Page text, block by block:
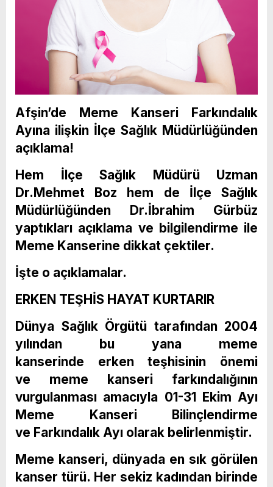
Afşin’de Meme Kanseri Farkındalık
Ayına ilişkin İlçe Sağlık Müdürlüğünden
açıklama!
Hem İlçe Sağlık Müdürü Uzman
Dr.Mehmet Boz hem de İlçe Sağlık
Müdürlüğünden Dr.İbrahim Gürbüz
yaptıkları açıklama ve bilgilendirme ile
Meme Kanserine dikkat çektiler.
İşte o açıklamalar.
ERKEN TEŞHİS HAYAT KURTARIR
Dünya Sağlık Örgütü tarafından 2004
yılından bu yana meme
kanserinde erken teşhisinin önemi
ve meme kanseri farkındalığının
vurgulanması amacıyla 01-31 Ekim Ayı
Meme Kanseri Bilinçlendirme
ve Farkındalık Ayı olarak belirlenmiştir.
Meme kanseri, dünyada en sık görülen
kanser türü. Her sekiz kadından birinde